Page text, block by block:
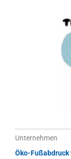
Unternehmen
Öko-Fußabdruck